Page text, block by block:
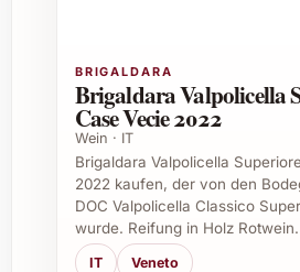
Dieser edle Wein glänzt nicht
Tropfen zum puren Genuss,
sich auch hervorragend zu
Desserts, gereiftem Käse
zu festlichen Speisen
sich ausserdem ideal als
Ausgangsbasis in der
Gastronomie.
BRIGALDARA
Brigaldara Valpolicella
Case Vecie 2022
Wein · IT
Brigaldara Valpolicella
2022 kaufen, der von den
DOC Valpolicella Classico
wurde. Reifung in Holz Rotwein.
IT Veneto